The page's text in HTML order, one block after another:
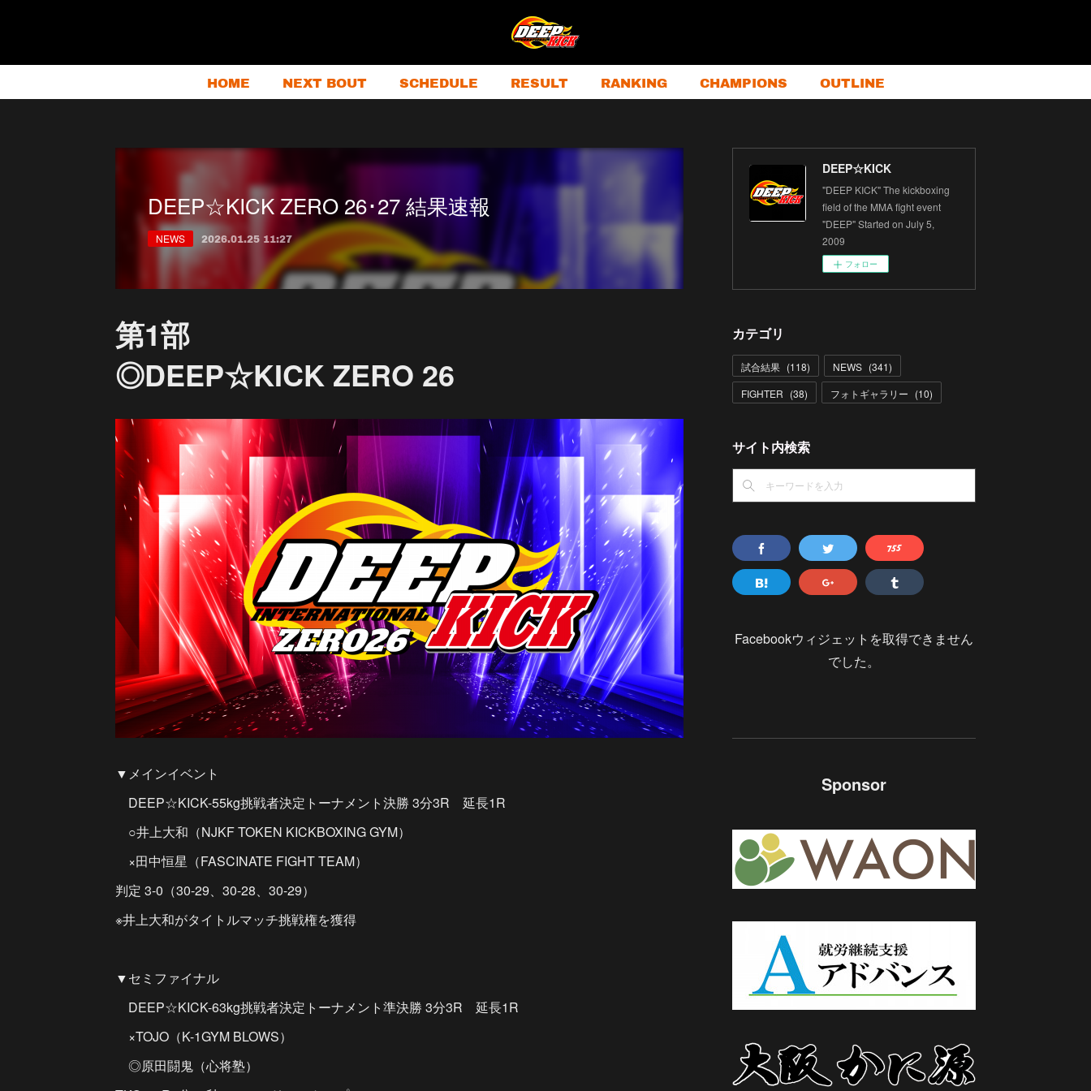
HOME NEXT BOUT SCHEDULE RESULT RANKING CHAMPIONS OUTLINE
DEEP☆KICK ZERO 26･27 結果速報
NEWS 2026.01.25 11:27
第1部
◎DEEP☆KICK ZERO 26
▼メインイベント
DEEP☆KICK-55kg挑戦者決定トーナメント決勝 3分3R 延長1R
○井上大和（NJKF TOKEN KICKBOXING GYM）
×田中恒星（FASCINATE FIGHT TEAM）
判定 3-0（30-29、30-28、30-29）
※井上大和がタイトルマッチ挑戦権を獲得
▼セミファイナル
DEEP☆KICK-63kg挑戦者決定トーナメント準決勝 3分3R 延長1R
×TOJO（K-1GYM BLOWS）
◎原田闘鬼（心将塾）
DEEP☆KICK
"DEEP KICK" The kickboxing
field of the MMA fight event
"DEEP" Started on July 5,
2009
フォロー
カテゴリ
試合結果 (118) NEWS (341)
FIGHTER (38) フォトギャラリー (10)
サイト内検索
Facebookウィジェットを取得できません
でした。
Sponsor